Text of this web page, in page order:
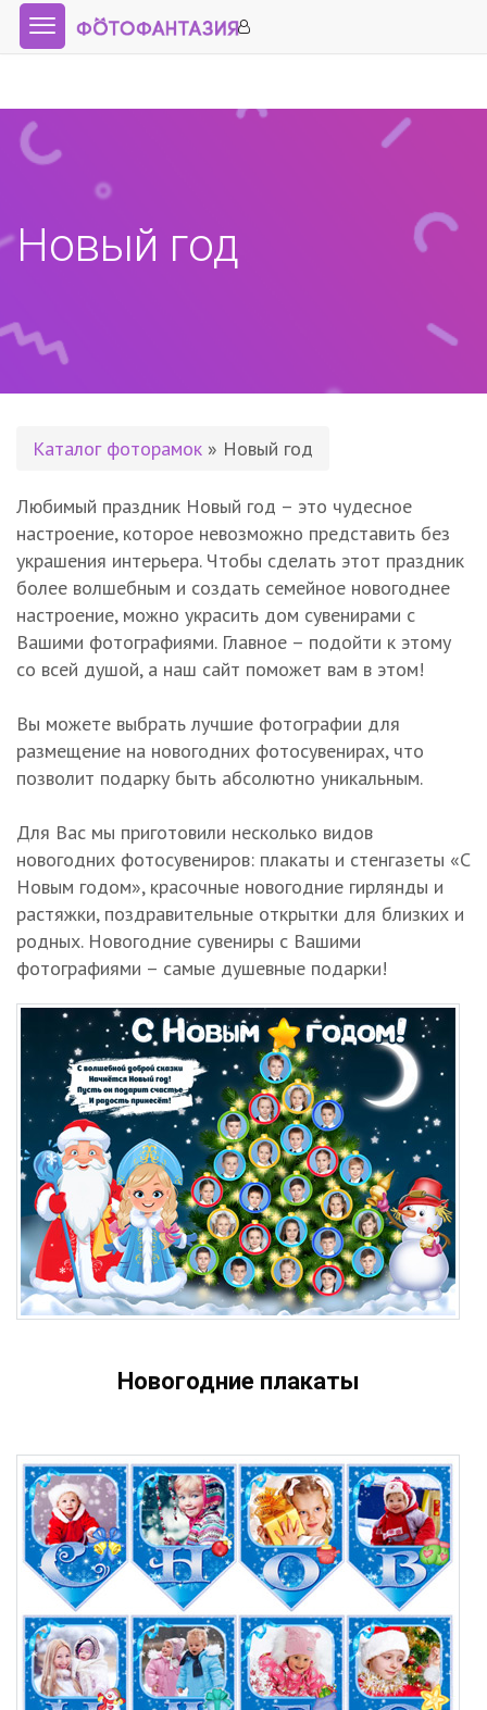
Новый год
Каталог фоторамок » Новый год
Любимый праздник Новый год – это чудесное
настроение, которое невозможно представить без
украшения интерьера. Чтобы сделать этот праздник
более волшебным и создать семейное новогоднее
настроение, можно украсить дом сувенирами с
Вашими фотографиями. Главное – подойти к этому
со всей душой, а наш сайт поможет вам в этом!
Вы можете выбрать лучшие фотографии для
размещение на новогодних фотосувенирах, что
позволит подарку быть абсолютно уникальным.
Для Вас мы приготовили несколько видов
новогодних фотосувениров: плакаты и стенгазеты «С
Новым годом», красочные новогодние гирлянды и
растяжки, поздравительные открытки для близких и
родных. Новогодние сувениры с Вашими
фотографиями – самые душевные подарки!
Новогодние плакаты